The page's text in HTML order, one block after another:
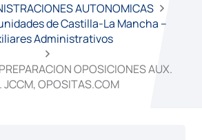
AUTONOMICAS
de Castilla-La Mancha –
Administrativos
OPOSICIONES AUX.
JCCM, OPOSITAS.COM